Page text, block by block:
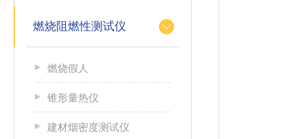
燃烧阻燃性测试仪
燃烧假人
锥形量热仪
建材烟密度测试仪